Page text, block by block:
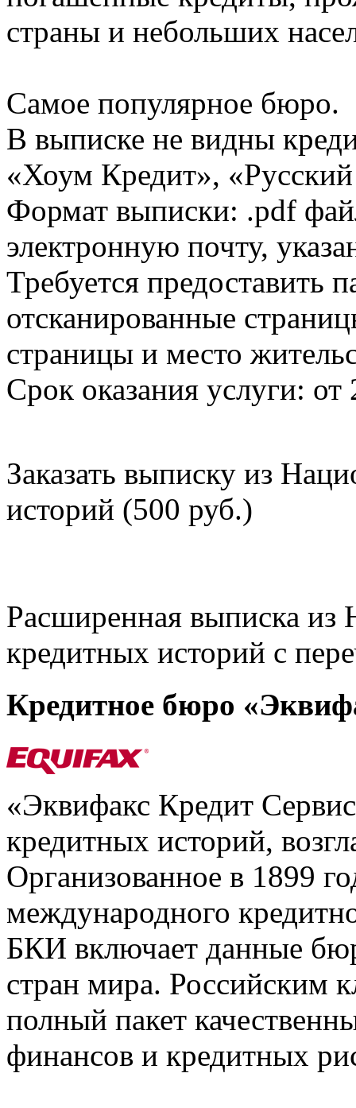
страны и небольших
Самое популярное бюро.
В выписке не видны
«Хоум Кредит»,
Формат выписки: .pdf
электронную почту,
Требуется предоставить
отсканированные
страницы и место
Срок оказания услуги: от
Заказать выписку из
историй (500 руб.)
Расширенная выписка из
кредитных историй с
Кредитное бюро
«Эквифакс Кредит
кредитных историй,
Организованное в 1899
международного
БКИ включает данные
стран мира. Российским
полный пакет
финансов и кредитных